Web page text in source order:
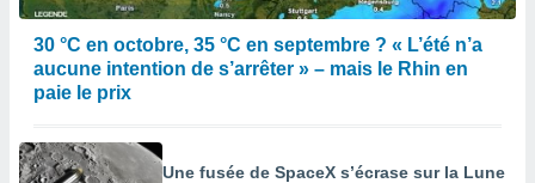
30 °C en octobre, 35 °C en septembre ? « L’été n’a
aucune intention de s’arrêter » – mais le Rhin en
paie le prix
Une fusée de SpaceX s’écrase sur la Lune